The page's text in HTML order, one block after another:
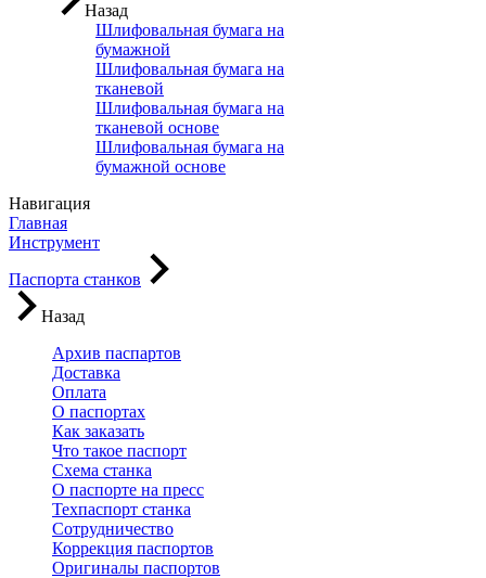
Назад
Шлифовальная бумага на
бумажной
Шлифовальная бумага на
тканевой
Шлифовальная бумага на
тканевой основе
Шлифовальная бумага на
бумажной основе
Навигация
Главная
Инструмент
Паспорта станков
Назад
Архив паспартов
Доставка
Оплата
О паспортах
Как заказать
Что такое паспорт
Схема станка
О паспорте на пресс
Техпаспорт станка
Сотрудничество
Коррекция паспортов
Оригиналы паспортов